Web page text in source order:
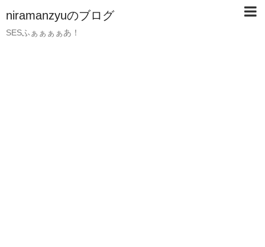
niramanzyuのブログ
SESふぁぁぁぁあ！